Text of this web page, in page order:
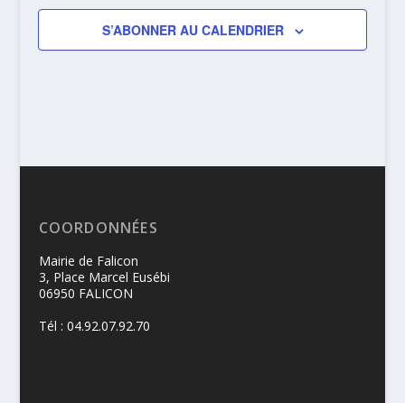
S’ABONNER AU CALENDRIER
COORDONNÉES
Mairie de Falicon
3, Place Marcel Eusébi
06950 FALICON
Tél : 04.92.07.92.70